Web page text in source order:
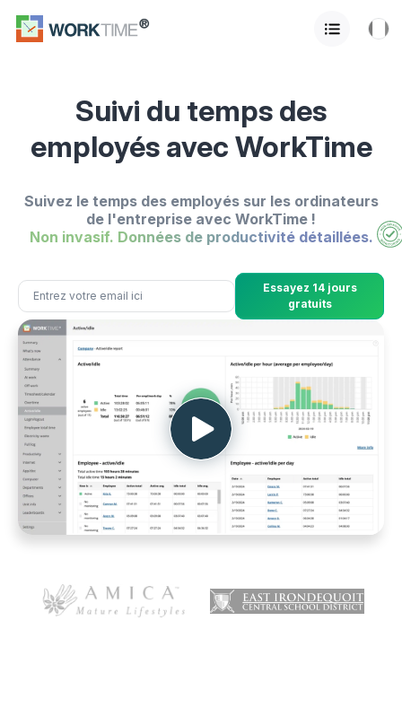
Suivi du temps des
employés avec WorkTime
Suivez le temps des employés sur les ordinateurs
de l'entreprise avec WorkTime !
Non invasif. Données de productivité détaillées.
Essayez 14 jours
gratuits